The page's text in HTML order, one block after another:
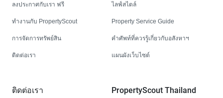
ลงประกาศกับเรา ฟรี
ทำงานกับ PropertyScout
การจัดการทรัพย์สิน
ติดต่อเรา
ไลฟ์สไตล์
Property Service Guide
คำศัพท์ที่ควรรู้เกี่ยวกับอสังหาฯ
แผนผังเว็บไซต์
ติดต่อเรา PropertyScout Thailand